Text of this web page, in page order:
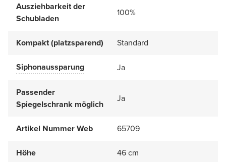
Ausziehbarkeit der
Schubladen
100%
Kompakt (platzsparend) Standard
Siphonaussparung Ja
Passender
Spiegelschrank möglich
Ja
Artikel Nummer Web 65709
Höhe 46 cm